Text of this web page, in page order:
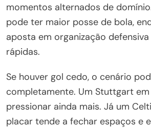
momentos alternados de
pode ter maior posse de bola,
aposta em organização
rápidas.
Se houver gol cedo, o cenário
completamente. Um Stuttgart
pressionar ainda mais. Já um
placar tende a fechar espaços e